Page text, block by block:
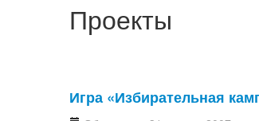
Проекты
Игра «Избирательная